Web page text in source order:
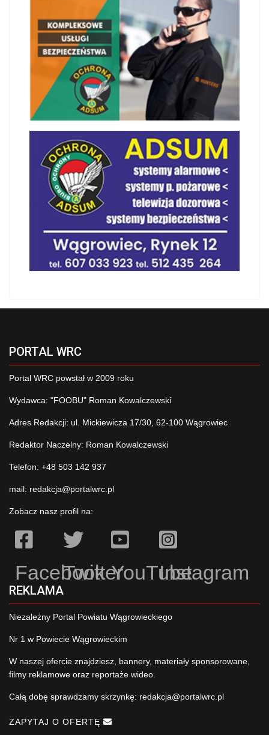
PORTAL WRC
Portal WRC powstał w 2009 roku
Wydawca: "FOOBU" Roman Kowalczewski
Adres Redakcji: ul. Mickiewicza 17/30, 62-100 Wągrowiec
Redaktor Naczelny: Roman Kowalczewski
Telefon: +48 503 142 937
mail: redakcja@portalwrc.pl
Zobacz nasz profil na:
Facebook
TwitterYouTubeInstagram
REKLAMA
Niezależny Portal Powiatu Wągrowieckiego
Nr 1 w Powiecie Wągrowieckim
W naszej ofercie znajdziesz, bannery, materiały sponsorowane,
filmy reklamowe oraz reportaże wideo.
Całą dobę sprawdzamy skrzynkę: redakcja@portalwrc.pl
ZAPYTAJ O OFERTĘ